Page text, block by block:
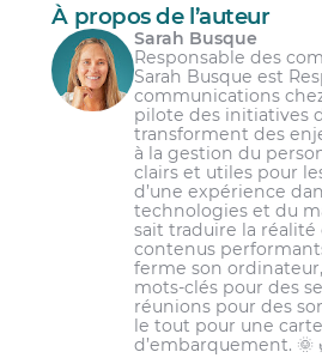
clairement et à l’avance;
Il leur est possible de
échange de quarts pour
Les horaires les aident à
point de vue global,
les quarts de travail
À propos de l’auteur
Sarah Busque
Responsable des
Sarah Busque est
communications
pilote des initiatives
transforment des
à la gestion du
clairs et utiles pour
d’une expérience
technologies et du
sait traduire la
contenus
ferme son
mots-clés pour des
réunions pour des
le tout pour une carte
d’embarquement.